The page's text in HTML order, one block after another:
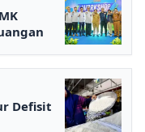
Defisit